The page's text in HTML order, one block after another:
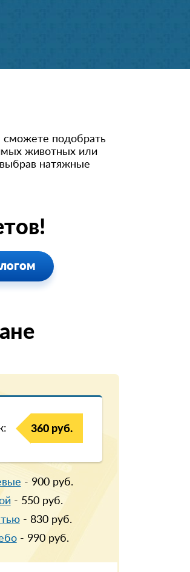
сможете подобрать
животных или
натяжные
360 руб.
- 900руб.
- 550руб.
- 830руб.
- 990руб.